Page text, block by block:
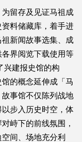
留存及见证马祖成
料储藏库，着手进
新闻故事选集、成
界阅览下载使用等
兴建报史馆的构
的概念延伸成「马
事馆不仅陈列战地
步入历史时空，体
峙下的前线氛围，
间、场地充分利